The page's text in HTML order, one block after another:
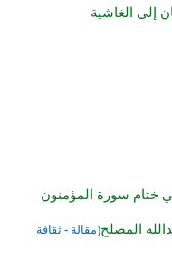
إلى الغاشية
ختام سورة المؤمنون
المصلح(مقالة - ثقافة